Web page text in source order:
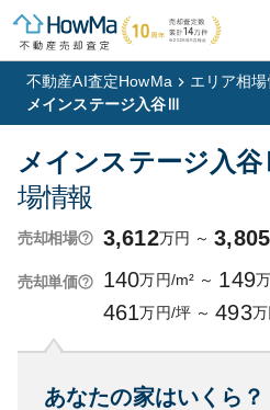
不動産AI査定HowMa エリア相
メインステージ入谷Ⅲ
メインステージ入谷
場情報
売却相場 3,612万円 ～ 3,805
売却単価 140万円/m² ～ 149
461万円/坪 ～ 493
あなたの家はいくら？